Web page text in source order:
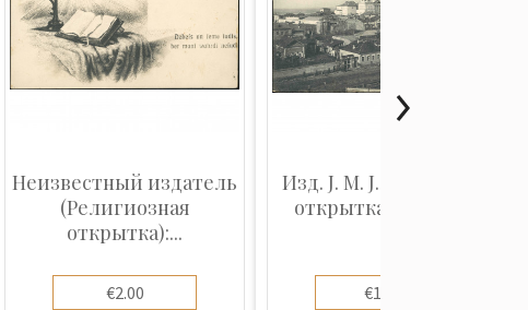
Неизвестный издатель
(Религиозная
открытка):...
€2.00
Изд. J. M. J. K. (Видовая
открытка): Казань...
€10.00